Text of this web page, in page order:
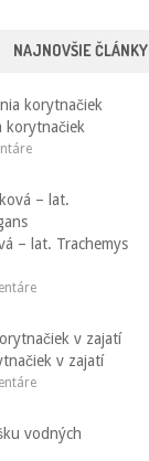
NAJNOVŠIE ČLÁNKY
korytnačiek
– lat. Trachemys
v zajatí